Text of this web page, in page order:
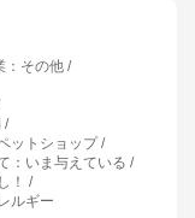
： その他
ットショップ
： いま与えている
！
ルギー